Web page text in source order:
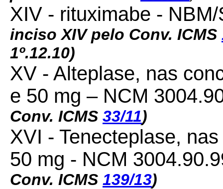
XIV - rituximabe -
inciso XIV pelo Conv. ICMS
1º.12.10)
XV - Alteplase, nas
e 50 mg – NCM
Conv. ICMS 33/11)
XVI - Tenecteplase,
50 mg - NCM
Conv. ICMS 139/13)